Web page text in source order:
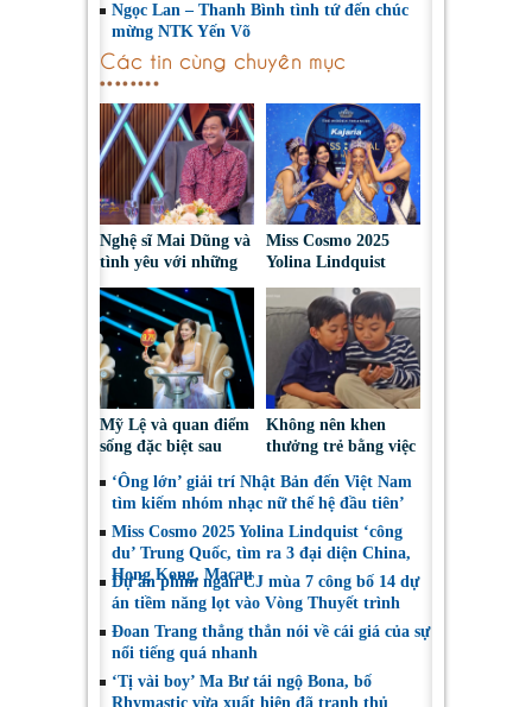
Ngọc Lan – Thanh Bình tình tứ đến chúc
mừng NTK Yến Võ
Các tin cùng chuyên mục
Nghệ sĩ Mai Dũng và
tình yêu với những
“vai ác dễ thương”
Miss Cosmo 2025
Yolina Lindquist
‘công du’ Nepal, tìm
đại diện mới tranh
tài Miss Cosmo 2026
Mỹ Lệ và quan điểm
sống đặc biệt sau
nhiều năm làm nghề
Không nên khen
thưởng trẻ bằng việc
thoại
‘Ông lớn’ giải trí Nhật Bản đến Việt Nam
tìm kiếm nhóm nhạc nữ thế hệ đầu tiên’
Miss Cosmo 2025 Yolina Lindquist ‘công
du’ Trung Quốc, tìm ra 3 đại diện China,
Hong Kong, Macau
Dự án phim ngắn CJ mùa 7 công bố 14 dự
án tiềm năng lọt vào Vòng Thuyết trình
Đoan Trang thẳng thắn nói về cái giá của sự
nổi tiếng quá nhanh
‘Tị vài boy’ Ma Bư tái ngộ Bona, bố
Rhymastic vừa xuất hiện đã tranh thủ